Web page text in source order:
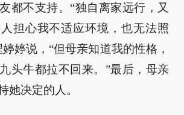
都不支持。“独自离家远行，又
担心我不适应环境，也无法照
婷说，“但母亲知道我的性格，
头牛都拉不回来。”最后，母亲
她决定的人。